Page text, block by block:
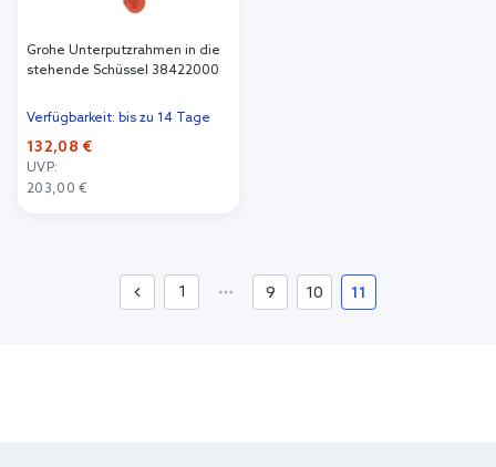
Grohe Unterputzrahmen in die
stehende Schüssel 38422000
Verfügbarkeit: bis zu 14 Tage
132,08 €
UVP:
203,00 €
1 9 10 11